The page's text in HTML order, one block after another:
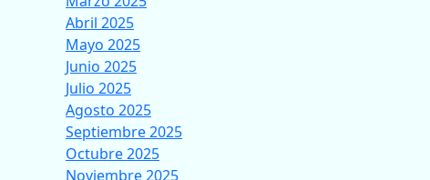
Abril 2025
Mayo 2025
Junio 2025
Julio 2025
Agosto 2025
Septiembre 2025
Octubre 2025
Noviembre 2025